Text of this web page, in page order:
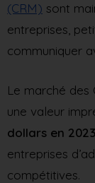
(CRM) sont
entreprises,
communiquer
Le marché des
une valeur
dollars en 2023
entreprises
compétitives.